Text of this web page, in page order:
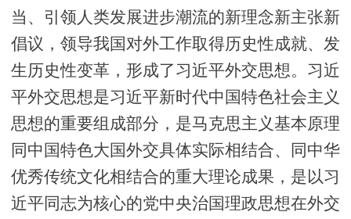
当、引领人类发展进步潮流的新理念新主张新
倡议，领导我国对外工作取得历史性成就、发
生历史性变革，形成了习近平外交思想。习近
平外交思想是习近平新时代中国特色社会主义
思想的重要组成部分，是马克思主义基本原理
同中国特色大国外交具体实际相结合、同中华
优秀传统文化相结合的重大理论成果，是以习
近平同志为核心的党中央治国理政思想在外交